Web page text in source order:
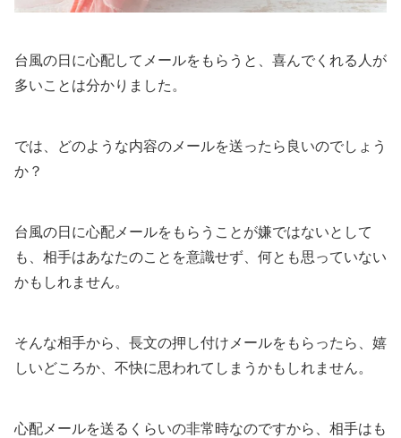
台風の日に心配してメールをもらうと、喜んでくれる人が
多いことは分かりました。
では、どのような内容のメールを送ったら良いのでしょう
か？
台風の日に心配メールをもらうことが嫌ではないとして
も、相手はあなたのことを意識せず、何とも思っていない
かもしれません。
そんな相手から、長文の押し付けメールをもらったら、嬉
しいどころか、不快に思われてしまうかもしれません。
心配メールを送るくらいの非常時なのですから、相手はも